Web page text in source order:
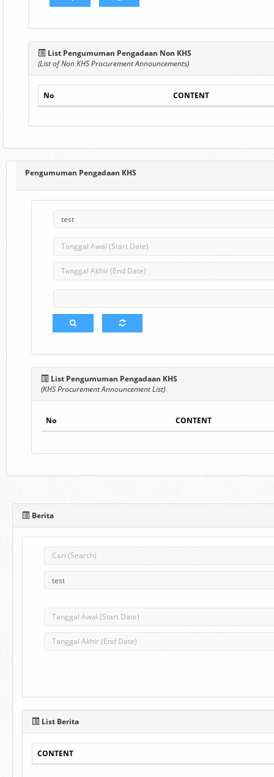
List Pengumuman Pengadaan Non KHS
(List of Non KHS Procurement Announcements)
No CONTENT
Pengumuman Pengadaan KHS
List Pengumuman Pengadaan KHS
(KHS Procurement Announcement List)
No CONTENT
Berita
List Berita
CONTENT